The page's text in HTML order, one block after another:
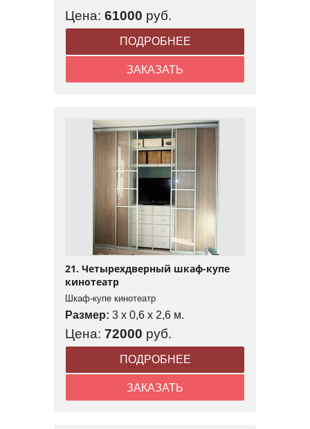
Цена: 61000 руб.
ПОДРОБНЕЕ
ЗАКАЗАТЬ
21. Четырехдверный шкаф-купе
кинотеатр
Шкаф-купе кинотеатр
Размер: 3 x 0,6 x 2,6 м.
Цена: 72000 руб.
ПОДРОБНЕЕ
ЗАКАЗАТЬ